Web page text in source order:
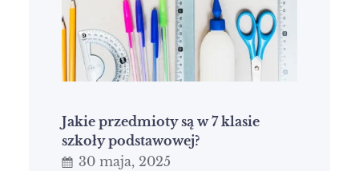
Jakie przedmioty są w 7 klasie
szkoły podstawowej?
30 maja, 2025